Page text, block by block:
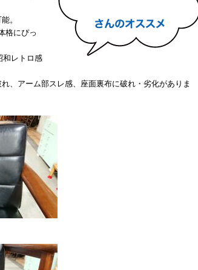
。
格にぴっ
和レトロ感
、アーム部スレ感、座面裏布に破れ・劣化がありま